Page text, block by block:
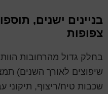
בניינים ישנים,
צפופות
בחלק גדול מהרחובות
שיפוצים לאורך השנים)
שכבות טיח/ריצוף, תיקוני